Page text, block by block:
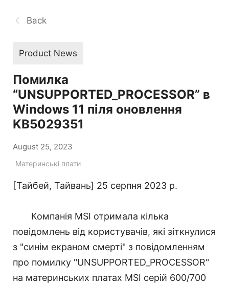
Back
Product News
Помилка
“UNSUPPORTED_PROCESSOR” в
Windows 11 піля оновлення
KB5029351
August 25, 2023
Материнські плати
[Тайбей, Тайвань] 25 серпня 2023 р.
Компанія MSI отримала кілька
повідомлень від користувачів, які зіткнулися
з "синім екраном смерті" з повідомленням
про помилку "UNSUPPORTED_PROCESSOR"
на материнських платах MSI серій 600/700